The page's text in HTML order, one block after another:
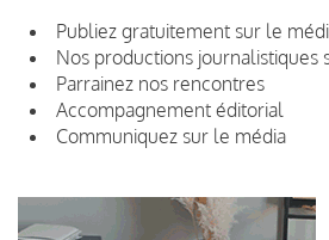
Publiez gratuitement sur le
Nos productions journalistiques
Parrainez nos rencontres
Accompagnement éditorial
Communiquez sur le média